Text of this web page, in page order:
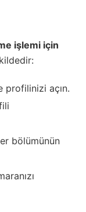
işlemi için
profilinizi açın.
bölümünün